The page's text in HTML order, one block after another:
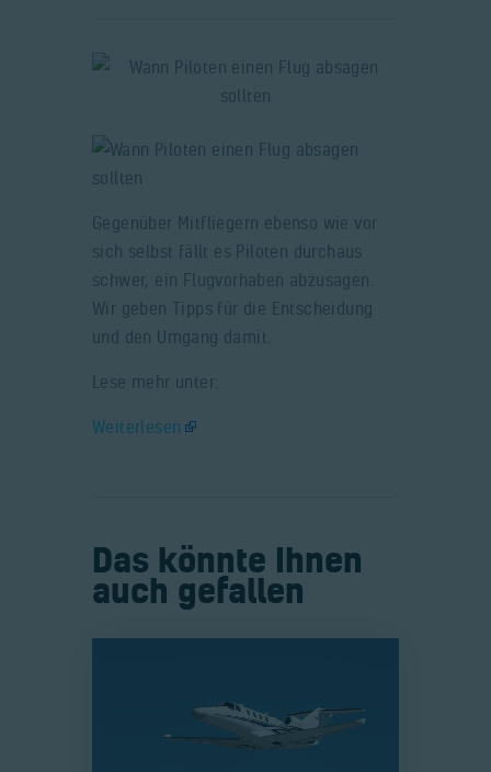
Gegenüber Mitfliegern ebenso wie vor
sich selbst fällt es Piloten durchaus
schwer, ein Flugvorhaben abzusagen.
Wir geben Tipps für die Entscheidung
und den Umgang damit.
Lese mehr unter:
Weiterlesen
Das könnte Ihnen
auch gefallen